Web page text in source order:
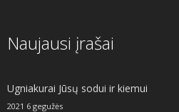
Naujausi įrašai
Ugniakurai Jūsų sodui ir kiemui
2021 6 gegužės